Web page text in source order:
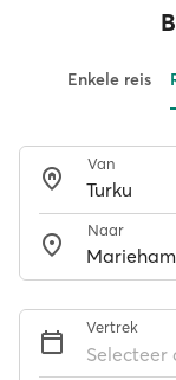
Enkele reis
Van
Naar
Vertrek
Selecteer